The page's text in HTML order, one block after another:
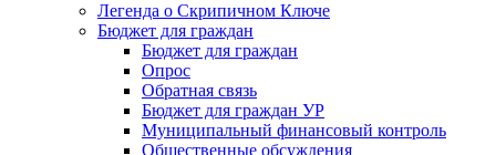
Легенда о Скрипичном Ключе
Бюджет для граждан
Бюджет для граждан
Опрос
Обратная связь
Бюджет для граждан УР
Муниципальный финансовый контроль
Общественные обсуждения